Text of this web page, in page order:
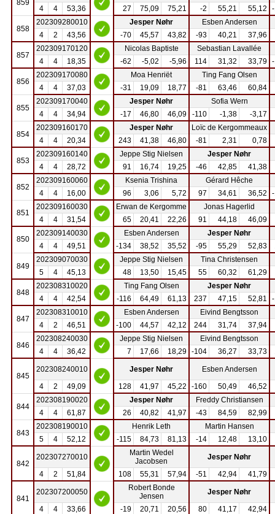
859
4 4 53,36 27 75,09 75,21 -2 55,21 55,12
858
202309280010 Jesper Nøhr
Esben Andersen
4
2 43,56 -70 45,57 43,82 -93 40,21 37,96
857
202309170120 Nicolas Baptiste
Sebastian Lavallée
4
4 18,35 -62 -5,02 -5,96 114 31,32 33,79
856
202309170080 Moa Henriët Ting Fang Olsen
4
4 37,03 -31 19,09 18,77 -81 63,46 60,84
855
202309170040 Jesper Nøhr
Sofia Wern
4
4 34,94 -17 46,80 46,09 -110 -1,38 -3,17
854
202309160170 Jesper Nøhr
Loïc de Kergommeaux
4
4 20,34 243 41,38 46,80 -81 2,31 0,78
853
202309160140 Jeppe Stig Nielsen
Jesper Nøhr
4
4 28,72 91 16,74 19,25 -46 42,85 41,38
852
202309160060 Ksenia Trishina
Gérard Hêche
4
4 16,00 96 3,06 5,72 97 34,61 36,52
851
202309160030 Erwan de Kergomme
Jonas Hagerlid
4
4 31,54 65 20,41 22,26 91 44,18 46,09
850
202309140030 Esben Andersen
Jesper Nøhr
4
4 49,51 -134 38,52 35,52 -95 55,29 52,83
849
202309070030 Jeppe Stig Nielsen
Tina Christensen
5
4 45,13 48 13,50 15,45 55 60,32 61,29
848
202308310020 Ting Fang Olsen
Jesper Nøhr
4
4 42,54 -116 64,49 61,13 237 47,15 52,81
847
202308310010 Esben Andersen
Eivind Bengtsson
4
2 46,51 -100 44,57 42,12 244 31,74 37,94
846
202308240030 Jeppe Stig Nielsen
Eivind Bengtsson
4
4 36,42 7 17,66 18,29 -104 36,27 33,73
845
202308240010 Jesper Nøhr
Esben Andersen
4
2 49,09 128 41,97 45,22 -160 50,49 46,52
844
202308190020 Jesper Nøhr
Freddy Christiansen
4
4 61,87 26 40,82 41,97 -43 84,59 82,99
843
202308190010 Henrik Leth
Martin Hansen
5
4 52,12 -115 84,73 81,13 -14 12,48 13,10
842
202307270010
Martin Wedel
Jacobsen
Jesper Nøhr
4
2 51,84 108 55,31 57,94 -51 42,94 41,79
841
202307200050
Robert Bonde
Jensen
Jesper Nøhr
4
4 33,66 -19 20,71 20,56 80 41,17 42,94